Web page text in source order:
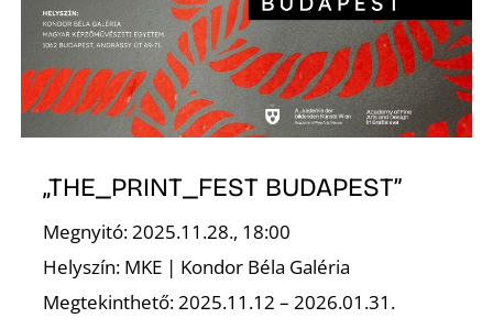
„THE_PRINT_FEST BUDAPEST”
Megnyitó: 2025.11.28., 18:00
Helyszín: MKE | Kondor Béla Galéria
Megtekinthető: 2025.11.12 – 2026.01.31.